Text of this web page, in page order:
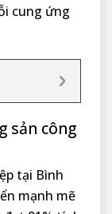
cung ứng
sản công
tại Bình
mạnh mẽ